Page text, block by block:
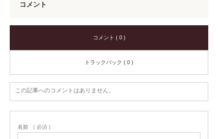
コメント
コメント ( 0 )
トラックバック ( 0 )
この記事へのコメントはありません。
名前 ( 必須 )